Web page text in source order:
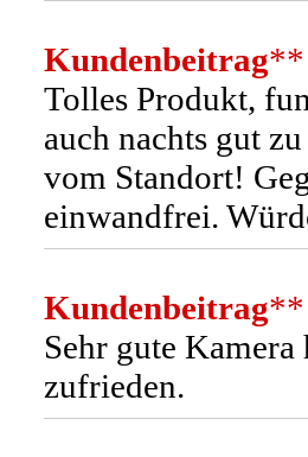
Kundenbeitrag**
Tolles Produkt,
auch nachts gut
vom Standort!
einwandfrei.
Kundenbeitrag**
Sehr gute
zufrieden.